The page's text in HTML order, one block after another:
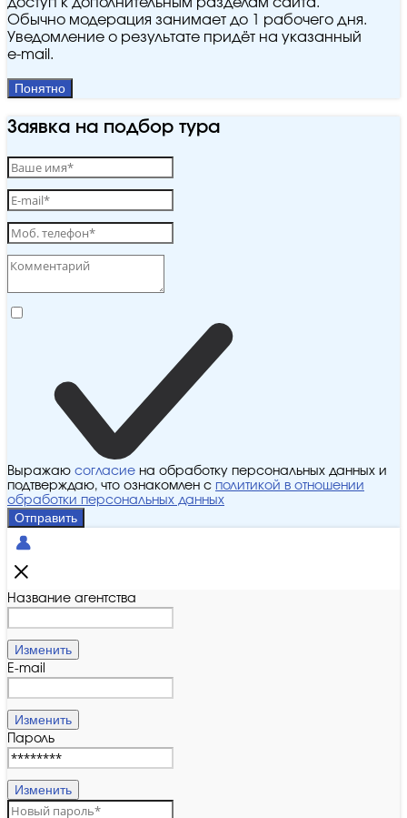
доступ к дополнительным разделам сайта.
Обычно модерация занимает до 1 рабочего дня.
Уведомление о результате придёт на указанный
e‑mail.
Понятно
Заявка на подбор тура
Выражаю согласие на обработку персональных данных и
подтверждаю, что ознакомлен с политикой в отношении
обработки персональных данных
Отправить
Название агентства
Изменить
E-mail
Изменить
Пароль
Изменить